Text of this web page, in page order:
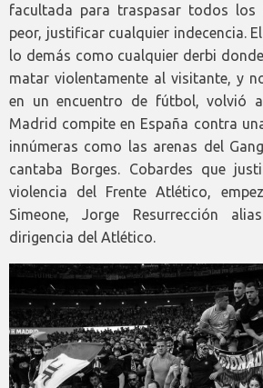
facultada para traspasar todos
peor, justificar cualquier indecencia.
lo demás como cualquier derbi
matar violentamente al visitante, y
en un encuentro de fútbol, volvió
Madrid compite en España contra
innúmeras como las arenas del
cantaba Borges. Cobardes que
violencia del Frente Atlético,
Simeone, Jorge Resurrección
dirigencia del Atlético.